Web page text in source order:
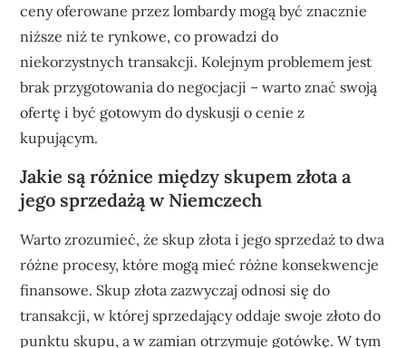
ceny oferowane przez lombardy mogą być znacznie
niższe niż te rynkowe, co prowadzi do
niekorzystnych transakcji. Kolejnym problemem jest
brak przygotowania do negocjacji – warto znać swoją
ofertę i być gotowym do dyskusji o cenie z
kupującym.
Jakie są różnice między skupem złota a
jego sprzedażą w Niemczech
Warto zrozumieć, że skup złota i jego sprzedaż to dwa
różne procesy, które mogą mieć różne konsekwencje
finansowe. Skup złota zazwyczaj odnosi się do
transakcji, w której sprzedający oddaje swoje złoto do
punktu skupu, a w zamian otrzymuje gotówkę. W tym